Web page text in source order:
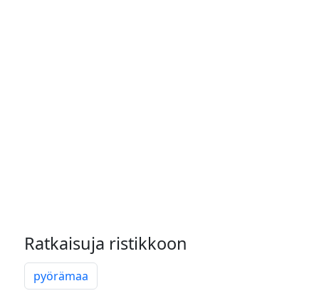
Ratkaisuja ristikkoon
pyörämaa